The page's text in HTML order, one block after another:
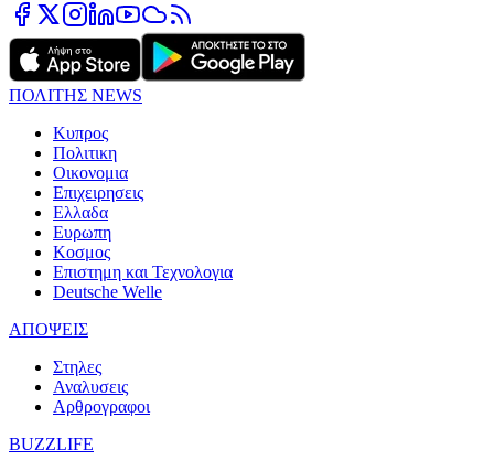
ΠΟΛΙΤΗΣ NEWS
Κυπρος
Πολιτικη
Οικονομια
Επιχειρησεις
Ελλαδα
Ευρωπη
Κοσμος
Επιστημη και Τεχνολογια
Deutsche Welle
ΑΠΟΨΕΙΣ
Στηλες
Αναλυσεις
Αρθρογραφοι
BUZZLIFE